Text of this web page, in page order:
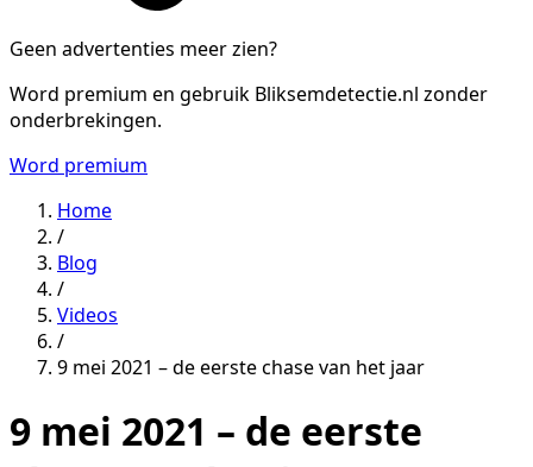
Geen advertenties meer zien?
Word premium en gebruik Bliksemdetectie.nl zonder
onderbrekingen.
Word premium
Home
/
Blog
/
Videos
/
9 mei 2021 – de eerste chase van het jaar
9 mei 2021 – de eerste